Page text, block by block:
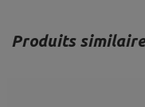
Produits